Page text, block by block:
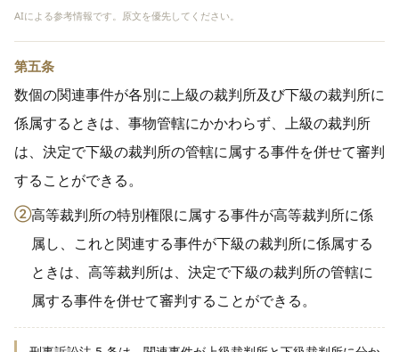
AIによる参考情報です。原文を優先してください。
第五条
数個の関連事件が各別に上級の裁判所及び下級の裁判所に
係属するときは、事物管轄にかかわらず、上級の裁判所
は、決定で下級の裁判所の管轄に属する事件を併せて審判
することができる。
②高等裁判所の特別権限に属する事件が高等裁判所に係
属し、これと関連する事件が下級の裁判所に係属する
ときは、高等裁判所は、決定で下級の裁判所の管轄に
属する事件を併せて審判することができる。